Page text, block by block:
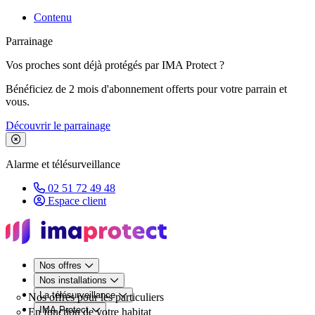
Contenu
Parrainage
Vos proches sont déjà protégés par IMA Protect ?
Bénéficiez de 2 mois d'abonnement offerts pour votre parrain et
vous.
Découvrir le parrainage
Fermer le bandeau de promotion
Alarme et télésurveillance
02 51 72 49 48
Espace client
Nos offres
Nos offres pour les particuliers
Nos installations
En fonction de votre habitat
La télésurveillance
IMA Protect